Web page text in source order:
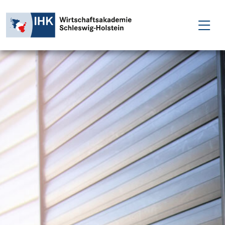
FÜR EINZELPERSONEN
FÜR UNTERNEHMEN
PROJEKTE
WAKADEMIE
NEWS
ÜBER UNS